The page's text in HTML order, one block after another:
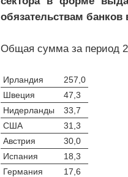
обязательствам банков
Общая сумма за период
Ирландия
257,0
Швеция
47,3
Нидерланды
33,7
США
31,3
Австрия
30,0
Испания
18,3
Германия
17,6